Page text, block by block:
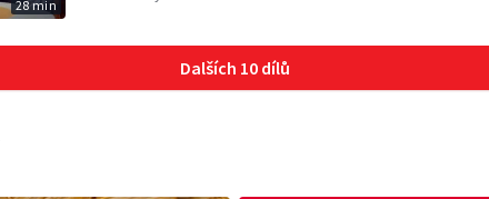
28 min
Dalších 10 dílů